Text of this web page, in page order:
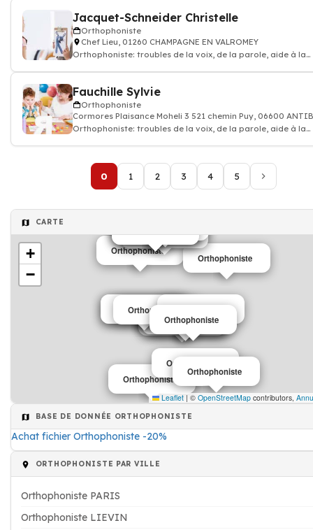
Jacquet-Schneider Christelle
Orthophoniste
Chef Lieu, 01260 CHAMPAGNE EN VALROMEY
Orthophoniste: troubles de la voix, de la parole, aide à la
Fauchille Sylvie
Orthophoniste
Cormores Plaisance Moheli 3 521 chemin Puy, 06600
Orthophoniste: troubles de la voix, de la parole, aide à la
0 1 2 3 4 5
CARTE
Orthophoniste
Orthophoniste
Orthophoniste
Orthophoniste
Orthophoniste
Orthophoniste
Orthophoniste
Orthophoniste
Orthophoniste
Orthophoniste
Orthophoniste
Orthophoniste
Orthophoniste
Orthophoniste
+
−
Leaflet | © OpenStreetMap contributors,
BASE DE DONNÉE ORTHOPHONISTE
Achat fichier Orthophoniste -20%
ORTHOPHONISTE PAR VILLE
Orthophoniste PARIS
Orthophoniste LIEVIN